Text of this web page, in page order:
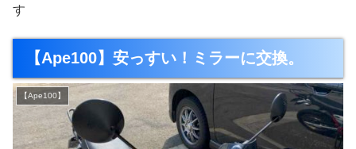
す
【Ape100】安っすい！ミラーに交換。
【Ape100】